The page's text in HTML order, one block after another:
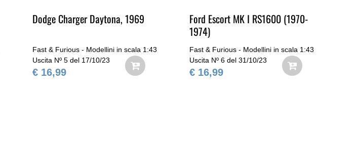
Dodge Charger Daytona, 1969
Fast & Furious - Modellini in scala 1:43
Uscita Nº 5 del 17/10/23
€ 16,99
Ford Escort MK I RS1600 (1970-
1974)
Fast & Furious - Modellini in scala 1:43
Uscita Nº 6 del 31/10/23
€ 16,99